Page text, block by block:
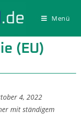
Menü
(EU)
4, 2022
mit ständigem